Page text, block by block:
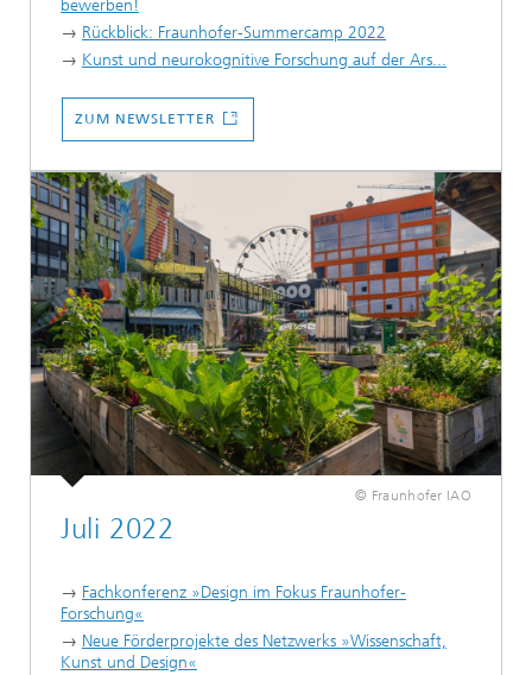
bewerben!
→ Rückblick: Fraunhofer-Summercamp 2022
→ Kunst und neurokognitive Forschung auf der Ars...
ZUM NEWSLETTER
© Fraunhofer IAO
Juli 2022
→ Fachkonferenz »Design im Fokus Fraunhofer-
Forschung«
→ Neue Förderprojekte des Netzwerks »Wissenschaft,
Kunst und Design«